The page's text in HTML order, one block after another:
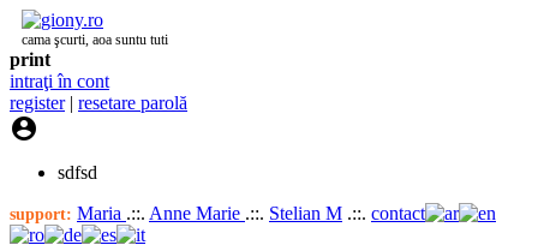
cama şcurti, aoa suntu tuti
print
intraţi în cont
register| resetare parolă

sdfsd
support: Maria .::. Anne Marie .::. Stelian M .::. contact